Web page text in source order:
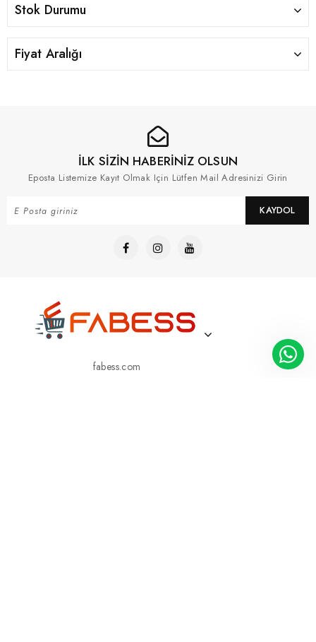
Stok Durumu
Fiyat Aralığı
İLK SİZİN HABERİNİZ OLSUN
Eposta Listemize Kayıt Olmak Için Lütfen Mail Adresinizi Girin
KAYDOL
fabess.com